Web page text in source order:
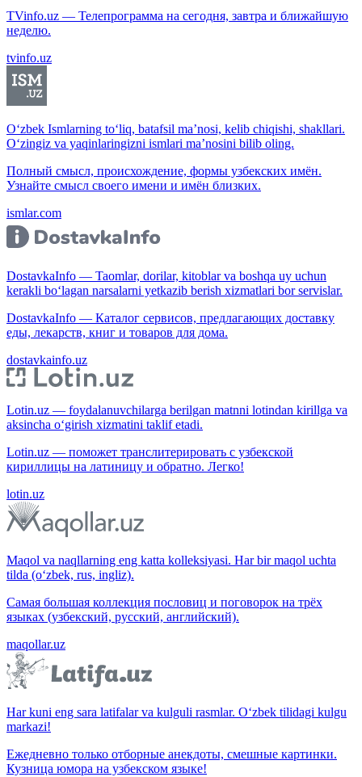
TVinfo.uz — Телепрограмма на сегодня, завтра и ближайшую
неделю.
tvinfo.uz
O‘zbek Ismlarning to‘liq, batafsil ma’nosi, kelib chiqishi, shakllari.
O‘zingiz va yaqinlaringizni ismlari ma’nosini bilib oling.
Полный смысл, происхождение, формы узбекских имён.
Узнайте смысл своего имени и имён близких.
ismlar.com
DostavkaInfo — Taomlar, dorilar, kitoblar va boshqa uy uchun
kerakli bo‘lagan narsalarni yetkazib berish xizmatlari bor servislar.
DostavkaInfo — Каталог сервисов, предлагающих доставку
еды, лекарств, книг и товаров для дома.
dostavkainfo.uz
Lotin.uz — foydalanuvchilarga berilgan matnni lotindan kirillga va
aksincha o‘girish xizmatini taklif etadi.
Lotin.uz — поможет транслитерировать с узбекской
кириллицы на латиницу и обратно. Легко!
lotin.uz
Maqol va naqllarning eng katta kolleksiyasi. Har bir maqol uchta
tilda (o‘zbek, rus, ingliz).
Самая большая коллекция пословиц и поговорок на трёх
языках (узбекский, русский, английский).
maqollar.uz
Har kuni eng sara latifalar va kulguli rasmlar. O‘zbek tilidagi kulgu
markazi!
Ежедневно только отборные анекдоты, смешные картинки.
Кузница юмора на узбекском языке!